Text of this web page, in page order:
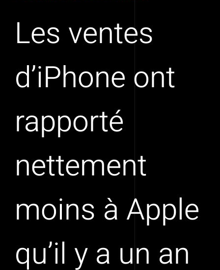
Les ventes
d’iPhone ont
rapporté
nettement
moins à Apple
qu’il y a un an